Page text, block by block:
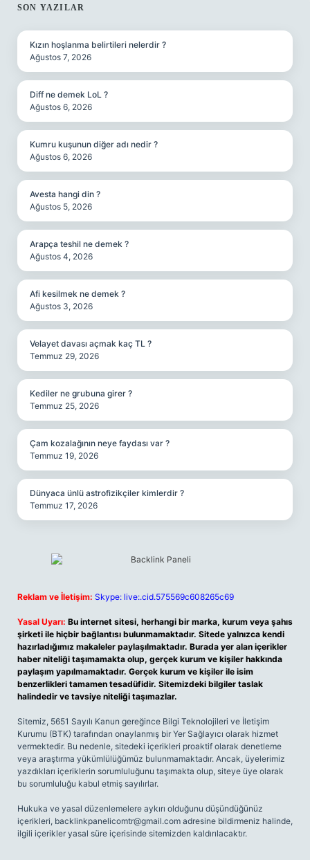
SIDEBAR
SON YAZILAR
Kızın hoşlanma belirtileri nelerdir ?
Ağustos 7, 2026
Diff ne demek LoL ?
Ağustos 6, 2026
Kumru kuşunun diğer adı nedir ?
Ağustos 6, 2026
Avesta hangi din ?
Ağustos 5, 2026
Arapça teshil ne demek ?
Ağustos 4, 2026
Afi kesilmek ne demek ?
Ağustos 3, 2026
Velayet davası açmak kaç TL ?
Temmuz 29, 2026
Kediler ne grubuna girer ?
Temmuz 25, 2026
Çam kozalağının neye faydası var ?
Temmuz 19, 2026
Dünyaca ünlü astrofizikçiler kimlerdir ?
Temmuz 17, 2026
Reklam ve İletişim: Skype: live:.cid.575569c608265c69
Yasal Uyarı: Bu internet sitesi, herhangi bir marka, kurum veya şahıs
şirketi ile hiçbir bağlantısı bulunmamaktadır. Sitede yalnızca kendi
hazırladığımız makaleler paylaşılmaktadır. Burada yer alan içerikler
haber niteliği taşımamakta olup, gerçek kurum ve kişiler hakkında
paylaşım yapılmamaktadır. Gerçek kurum ve kişiler ile isim
benzerlikleri tamamen tesadüfidir. Sitemizdeki bilgiler taslak
halindedir ve tavsiye niteliği taşımazlar.
Sitemiz, 5651 Sayılı Kanun gereğince Bilgi Teknolojileri ve İletişim
Kurumu (BTK) tarafından onaylanmış bir Yer Sağlayıcı olarak hizmet
vermektedir. Bu nedenle, sitedeki içerikleri proaktif olarak denetleme
veya araştırma yükümlülüğümüz bulunmamaktadır. Ancak, üyelerimiz
yazdıkları içeriklerin sorumluluğunu taşımakta olup, siteye üye olarak
bu sorumluluğu kabul etmiş sayılırlar.
Hukuka ve yasal düzenlemelere aykırı olduğunu düşündüğünüz
içerikleri, backlinkpanelicomtr@gmail.com adresine bildirmeniz halinde,
ilgili içerikler yasal süre içerisinde sitemizden kaldırılacaktır.